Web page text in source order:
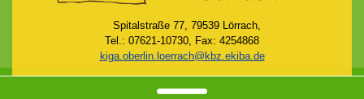
Spitalstraße 77, 79539 Lörrach,
Tel.: 07621-10730, Fax: 4254868
kiga.oberlin.loerrach@kbz.ekiba.de